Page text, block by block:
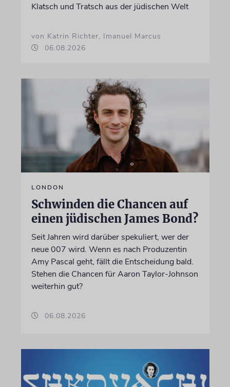
Klatsch und Tratsch aus der jüdischen Welt
von Katrin Richter, Imanuel Marcus
06.08.2026
LONDON
Schwinden die Chancen auf
einen jüdischen James Bond?
Seit Jahren wird darüber spekuliert, wer der
neue 007 wird. Wenn es nach Produzentin
Amy Pascal geht, fällt die Entscheidung bald.
Stehen die Chancen für Aaron Taylor-Johnson
weiterhin gut?
06.08.2026